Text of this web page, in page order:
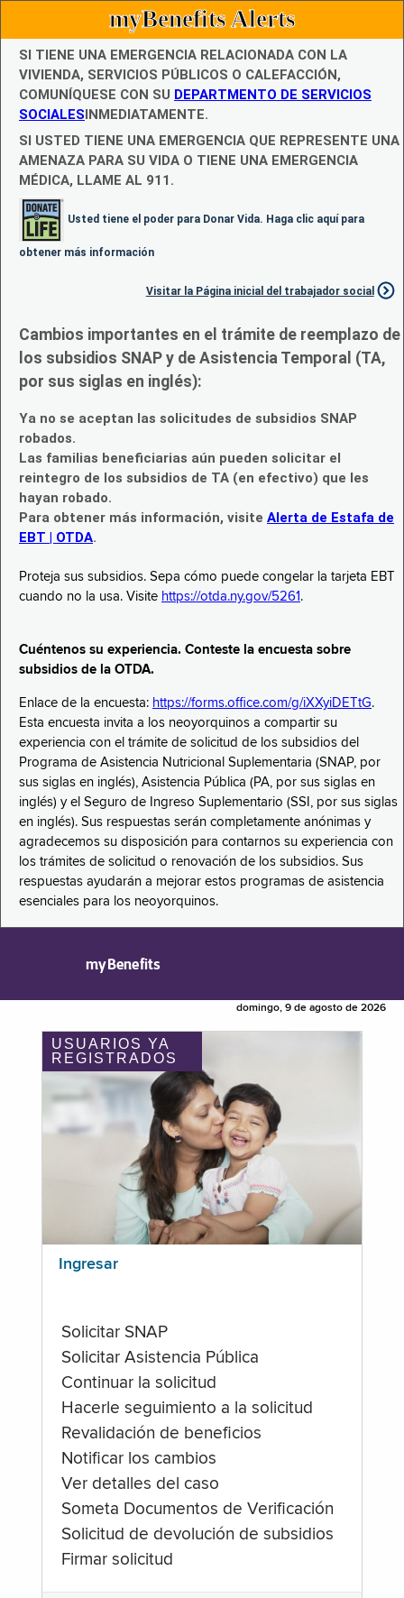
myBenefits Alerts
SI TIENE UNA EMERGENCIA RELACIONADA CON LA
VIVIENDA, SERVICIOS PÚBLICOS O CALEFACCIÓN,
COMUNÍQUESE CON SU DEPARTMENTO DE SERVICIOS
SOCIALESINMEDIATAMENTE.
SI USTED TIENE UNA EMERGENCIA QUE REPRESENTE UNA
AMENAZA PARA SU VIDA O TIENE UNA EMERGENCIA
MÉDICA, LLAME AL 911.
Usted tiene el poder para Donar Vida. Haga clic aquí para
obtener más información
Visitar la Página inicial del trabajador social
Cambios importantes en el trámite de reemplazo de
los subsidios SNAP y de Asistencia Temporal (TA,
por sus siglas en inglés):
Ya no se aceptan las solicitudes de subsidios SNAP
robados.
Las familias beneficiarias aún pueden solicitar el
reintegro de los subsidios de TA (en efectivo) que les
hayan robado.
Para obtener más información, visite Alerta de Estafa de
EBT | OTDA.
Proteja sus subsidios. Sepa cómo puede congelar la tarjeta EBT
cuando no la usa. Visite https://otda.ny.gov/5261 .
Cuéntenos su experiencia. Conteste la encuesta sobre
subsidios de la OTDA.
Enlace de la encuesta: https://forms.office.com/g/iXXyiDETtG.
Esta encuesta invita a los neoyorquinos a compartir su
experiencia con el trámite de solicitud de los subsidios del
Programa de Asistencia Nutricional Suplementaria (SNAP, por
sus siglas en inglés), Asistencia Pública (PA, por sus siglas en
inglés) y el Seguro de Ingreso Suplementario (SSI, por sus siglas
en inglés). Sus respuestas serán completamente anónimas y
agradecemos su disposición para contarnos su experiencia con
los trámites de solicitud o renovación de los subsidios. Sus
respuestas ayudarán a mejorar estos programas de asistencia
esenciales para los neoyorquinos.
myBenefits
domingo, 9 de agosto de 2026
USUARIOS YA
REGISTRADOS
Ingresar
Solicitar SNAP
Solicitar Asistencia Pública
Continuar la solicitud
Hacerle seguimiento a la solicitud
Revalidación de beneficios
Notificar los cambios
Ver detalles del caso
Someta Documentos de Verificación
Solicitud de devolución de subsidios
Firmar solicitud